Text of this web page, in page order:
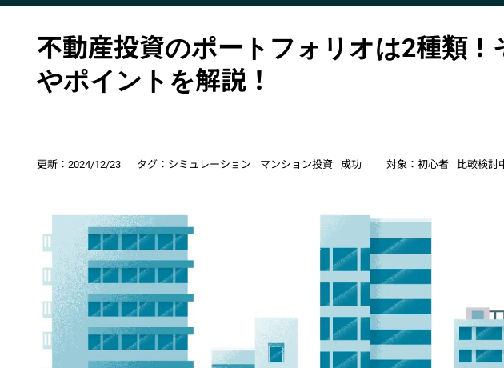
不動産投資のポートフォリオは2種類
やポイントを解説！
更新： 2024/12/23 タグ： シミュレーション マンション投資 成功 対象： 初心者 比較検討